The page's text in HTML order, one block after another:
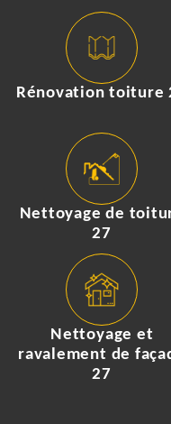
Rénovation toiture
Nettoyage de
27
Nettoyage et
ravalement de
27